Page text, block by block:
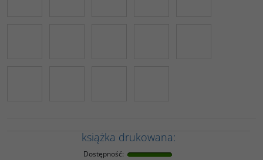
książka drukowana:
Dostępność: